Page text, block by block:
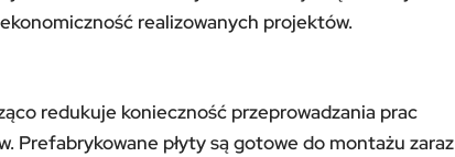
realizowanych projektów.
redukuje konieczność przeprowadzania prac
Prefabrykowane płyty są gotowe do montażu zaraz